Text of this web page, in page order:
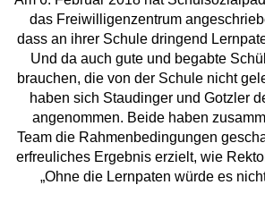
das Freiwilligenzentrum
dass an ihrer Schule dringend
Und da auch gute und begabte
brauchen, die von der Schule nicht
haben sich Staudinger und Gotzler
angenommen. Beide haben
Team die Rahmenbedingungen
erfreuliches Ergebnis erzielt, wie
„Ohne die Lernpaten würde es